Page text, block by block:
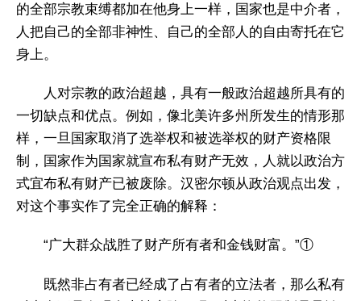
的全部宗教束缚都加在他身上一样，国家也是中介者，
人把自己的全部非神性、自己的全部人的自由寄托在它
身上。
人对宗教的政治超越，具有一般政治超越所具有的
一切缺点和优点。例如，像北美许多州所发生的情形那
样，一旦国家取消了选举权和被选举权的财产资格限
制，国家作为国家就宣布私有财产无效，人就以政治方
式宜布私有财产已被废除。汉密尔顿从政治观点出发，
对这个事实作了完全正确的解释：
“广大群众战胜了财产所有者和金钱财富。”①
既然非占有者已经成了占有者的立法者，那么私有